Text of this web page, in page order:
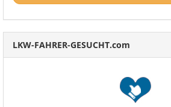
LKW-FAHRER-GESUCHT.com